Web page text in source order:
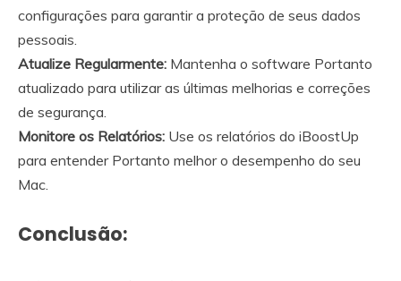
configurações para garantir a proteção de seus dados
pessoais.
Atualize Regularmente: Mantenha o software Portanto
atualizado para utilizar as últimas melhorias e correções
de segurança.
Monitore os Relatórios: Use os relatórios do iBoostUp
para entender Portanto melhor o desempenho do seu
Mac.
Conclusão: